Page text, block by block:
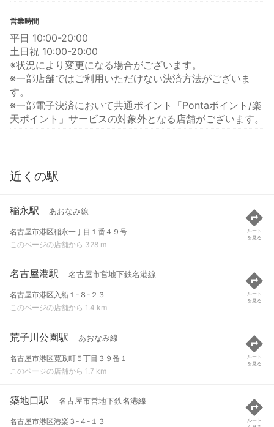
営業時間
平日 10:00-20:00
土日祝 10:00-20:00
※状況により変更になる場合がございます。
※一部店舗ではご利用いただけない決済方法がございま
す。
※一部電子決済において共通ポイント「Pontaポイント/楽
天ポイント」サービスの対象外となる店舗がございます。
近くの駅
稲永駅 あおなみ線
名古屋市港区稲永一丁目１番４９号
このページの店舗から 328 m
ルート
を見る
名古屋港駅 名古屋市営地下鉄名港線
名古屋市港区入船１-８-２３
このページの店舗から 1.4 km
ルート
を見る
荒子川公園駅 あおなみ線
名古屋市港区寛政町５丁目３９番１
このページの店舗から 1.7 km
ルート
を見る
築地口駅 名古屋市営地下鉄名港線
名古屋市港区港楽３-４-１３
ルート